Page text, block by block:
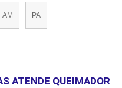
AM PA
ATENDE QUEIMADOR